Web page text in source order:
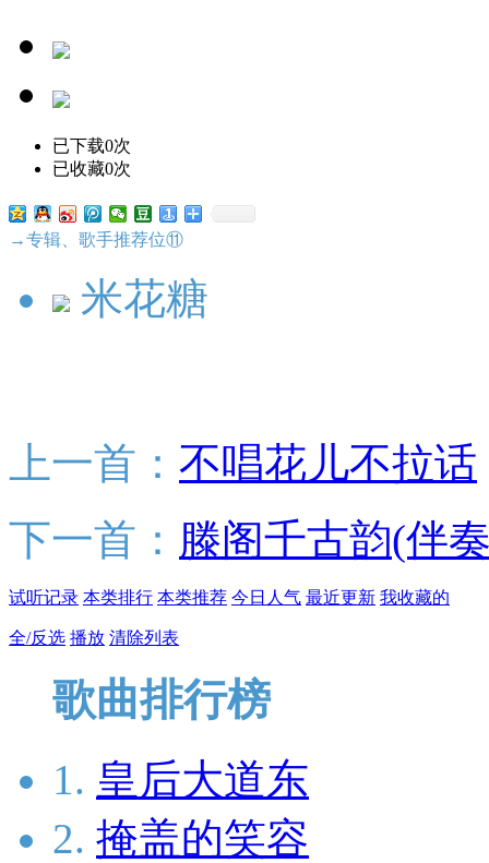
已下载0次
已收藏0次
→专辑、歌手推荐位⑪
米花糖
上一首： 不唱花儿不拉话
下一首： 滕阁千古韵(伴
试听记录 本类排行 本类推荐 今日人气 最近更新 我收藏的
全/反选 播放 清除列表
歌曲排行榜
1. 皇后大道东
2. 掩盖的笑容